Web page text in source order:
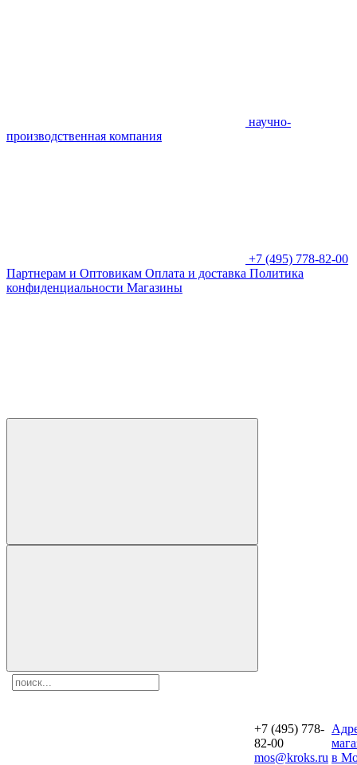
научно-
производственная компания
+7 (495) 778-82-00
Партнерам и Оптовикам Оплата и доставка Политика
конфиденциальности Магазины
+7 (495) 778-
82-00
mos@kroks.ru в